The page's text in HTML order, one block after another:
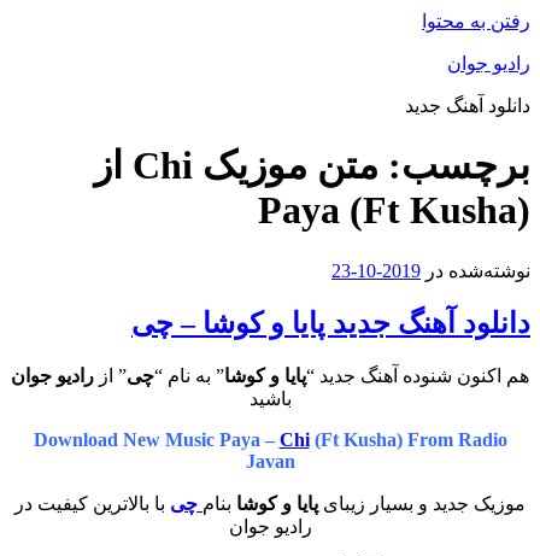
رفتن به محتوا
رادیو جوان
دانلود آهنگ جدید
برچسب:
متن موزیک Chi از
Paya (Ft Kusha)
نوشته‌شده در 2019-10-23
دانلود آهنگ جدید پایا و کوشا – چی
هم اکنون شنوده آهنگ جدید “پایا و کوشا” به نام “چی” از رادیو جوان
باشید
Download New Music Paya – Chi(Ft Kusha) From Radio
Javan
موزیک جدید و بسیار زیبای پایا و کوشا بنام چی با بالاترین کیفیت در
رادیو جوان